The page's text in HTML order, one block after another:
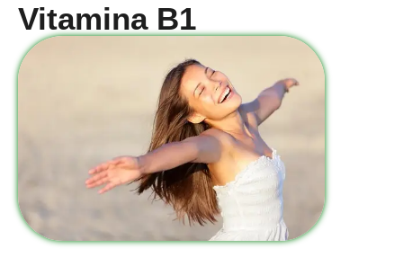
Vitamina B1